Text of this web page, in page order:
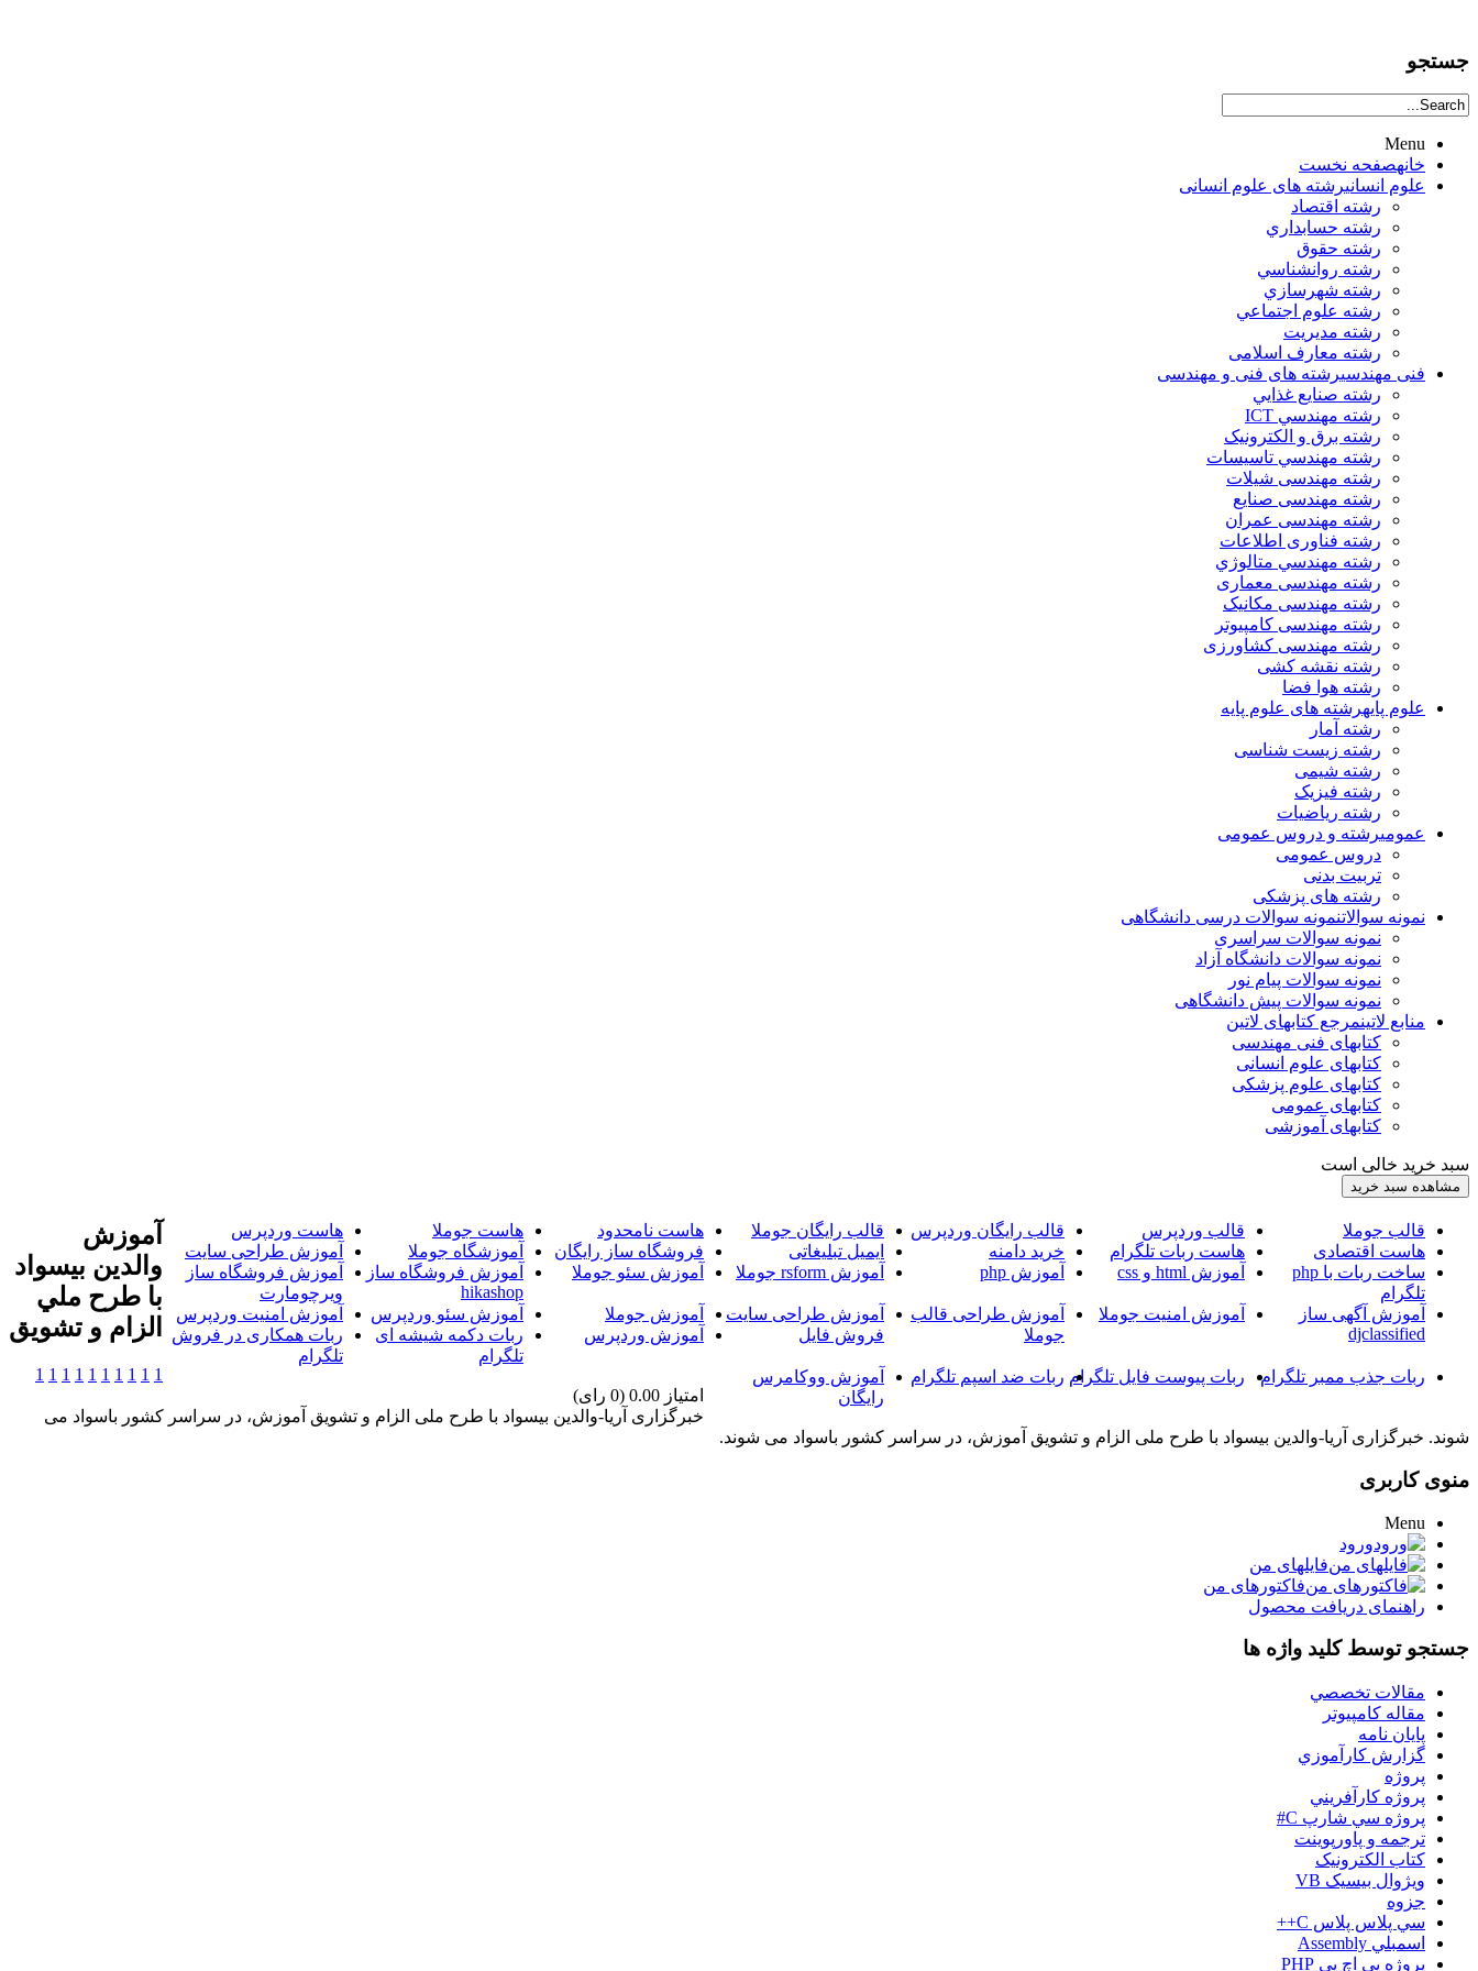
جستجو
Menu
خانهصفحه نخست
علوم انسانيرشته های علوم انسانی
رشته اقتصاد
رشته حسابداري
رشته حقوق
رشته روانشناسي
رشته شهرسازي
رشته علوم اجتماعي
رشته مديريت
رشته معارف اسلامی
فنی مهندسیرشته های فنی و مهندسی
رشته صنايع غذايي
رشته مهندسي ICT
رشته برق و الکترونيک
رشته مهندسي تاسيسات
رشته مهندسی شیلات
رشته مهندسی صنایع
رشته مهندسی عمران
رشته فناوری اطلاعات
رشته مهندسي متالوژي
رشته مهندسی معماری
رشته مهندسی مکانیک
رشته مهندسی کامپیوتر
رشته مهندسی کشاورزی
رشته نقشه کشی
رشته هوا فضا
علوم پایهرشته های علوم پایه
رشته آمار
رشته زیست شناسی
رشته شیمی
رشته فیزیک
رشته ریاضیات
عمومیرشته و دروس عمومی
دروس عمومی
تربیت بدنی
رشته های پزشکی
نمونه سوالاتنمونه سوالات درسی دانشگاهی
نمونه سوالات سراسری
نمونه سوالات دانشگاه آزاد
نمونه سوالات پیام نور
نمونه سوالات پیش دانشگاهی
منابع لاتینمرجع کتابهای لاتین
کتابهای فنی مهندسی
کتابهای علوم انسانی
کتابهای علوم پزشکی
کتابهای عمومی
کتابهای آموزشی
سبد خرید خالی است
قالب جوملا قالب وردپرس قالب رایگان وردپرس قالب رایگان جوملا هاست نامحدود هاست جوملا
هاست وردپرس
هاست اقتصادی
هاست ربات تلگرام خرید دامنه ایمیل تبلیغاتی فروشگاه ساز رایگان آموزشگاه جوملا
آموزش طراحی سایت
ساخت ربات با php
تلگرام
آموزش html و css آموزش php آموزش rsform جوملا آموزش سئو جوملا
آموزش فروشگاه ساز
hikashop
آموزش فروشگاه ساز
ویرچومارت
آموزش آگهی ساز
djclassified
آموزش امنیت جوملا
آموزش طراحی قالب
جوملا
آموزش طراحی سایت
فروش فایل
آموزش جوملا آموزش سئو وردپرس
آموزش امنیت وردپرس
آموزش وردپرس
ربات دکمه شیشه ای
تلگرام
ربات همکاری در فروش
تلگرام
ربات جذب ممبر تلگرام
ربات پیوست فایل تلگرام ربات ضد اسپم تلگرام
آموزش ووکامرس
رایگان
آموزش
والدين بيسواد
با طرح ملي
الزام و تشويق
1
1
1
1
1
1
1
1
1
1
امتیاز 0.00 (0 رای)
خبرگزاری آریا-والدین بیسواد با طرح ملی الزام و تشویق آموزش، در سراسر کشور باسواد می
شوند. خبرگزاری آریا-والدین بیسواد با طرح ملی الزام و تشویق آموزش، در سراسر کشور باسواد می شوند.
منوی کاربری
Menu
ورود
فایلهای من
فاکتورهای من
راهنمای دریافت محصول
جستجو توسط کلید واژه ها
مقالات تخصصي
مقاله کامپیوتر
پایان نامه
گزارش کارآموزي
پروژه
پروژه کارآفريني
پروژه سي شارپ C#
ترجمه و پاورپوينت
کتاب الکترونيک
ويژوال بيسيک VB
جزوه
سي پلاس پلاس C++
اسمبلي Assembly
پروژه پي اچ پي PHP